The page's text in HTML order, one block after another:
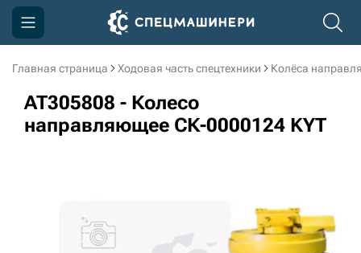
Главная страница Ходовая часть спецтехники Колёса
AT305808 - Колесо
направляющее СК-0000124 KYT
Компания
Акции
3D тур по производству